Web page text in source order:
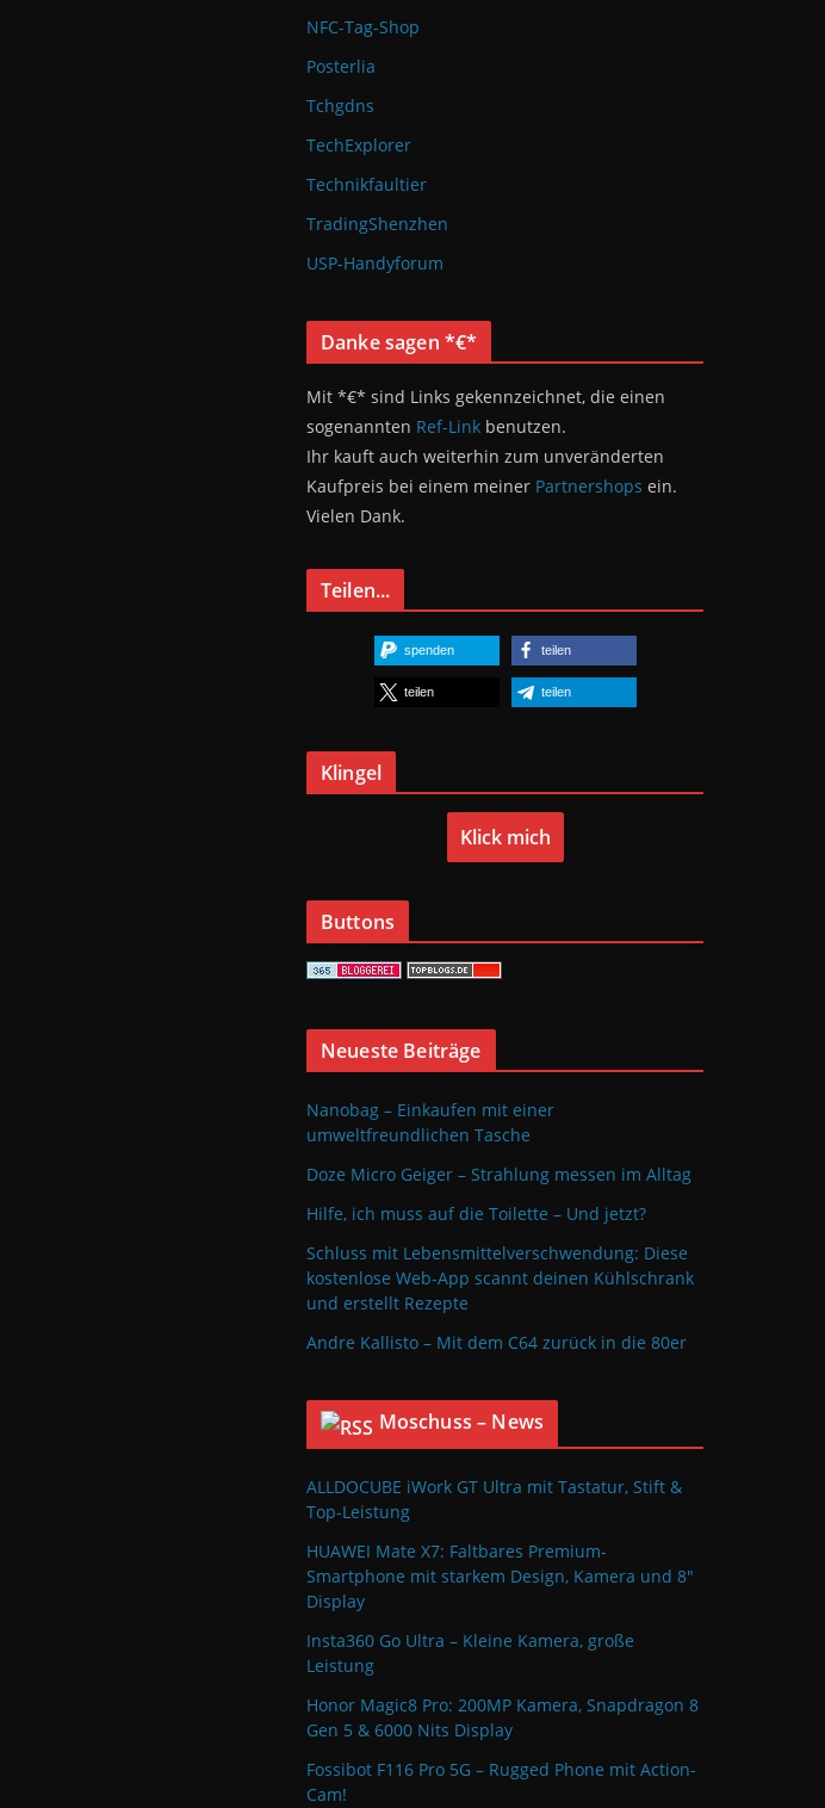
NFC-Tag-Shop
Posterlia
Tchgdns
TechExplorer
Technikfaultier
TradingShenzhen
USP-Handyforum
Danke sagen *€*
Mit *€* sind Links gekennzeichnet, die einen
sogenannten Ref-Link benutzen.
Ihr kauft auch weiterhin zum unveränderten
Kaufpreis bei einem meiner Partnershops ein.
Vielen Dank.
Teilen...
spenden teilen
teilen teilen
Klingel
Klick mich
Buttons
Neueste Beiträge
Nanobag – Einkaufen mit einer
umweltfreundlichen Tasche
Doze Micro Geiger – Strahlung messen im Alltag
Hilfe, ich muss auf die Toilette – Und jetzt?
Schluss mit Lebensmittelverschwendung: Diese
kostenlose Web-App scannt deinen Kühlschrank
und erstellt Rezepte
Andre Kallisto – Mit dem C64 zurück in die 80er
Moschuss – News
ALLDOCUBE iWork GT Ultra mit Tastatur, Stift &
Top-Leistung
HUAWEI Mate X7: Faltbares Premium-
Smartphone mit starkem Design, Kamera und 8″
Display
Insta360 Go Ultra – Kleine Kamera, große
Leistung
Honor Magic8 Pro: 200MP Kamera, Snapdragon 8
Gen 5 & 6000 Nits Display
Fossibot F116 Pro 5G – Rugged Phone mit Action-
Cam!